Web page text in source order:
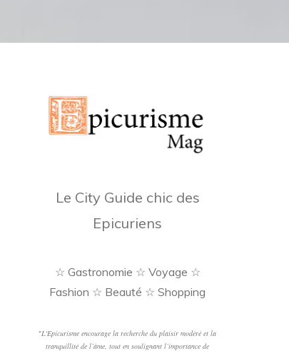
Le City Guide chic des
Epicuriens
☆ Gastronomie ☆ Voyage ☆
Fashion ☆ Beauté ☆ Shopping
"L'Epicurisme encourage la recherche du plaisir modéré et la
tranquillité de l’âme, tout en soulignant l’importance de